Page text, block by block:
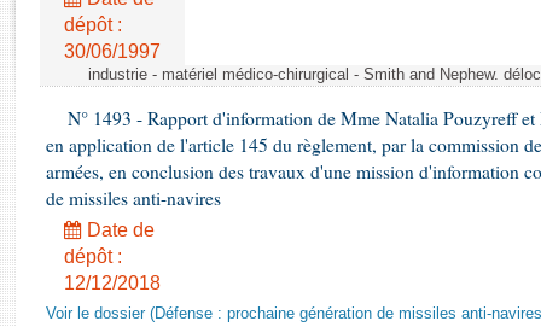
Rapports d'enquête
Rapports législatifs
Dossiers législatifs
Budget et sécurité sociale
Questions écrites et orales
Comptes rendus des débats
dépôt :
30/06/1997
industrie - matériel médico-chirurgical - Smith and Nephew.
N° 1493 - Rapport d'information de Mme Natalia Pouzyreff
en application de l'article 145 du règlement, par la commission
armées, en conclusion des travaux d'une mission d'information
de missiles anti-navires
Date de
dépôt :
12/12/2018
Voir le dossier (Défense : prochaine génération de missiles anti-